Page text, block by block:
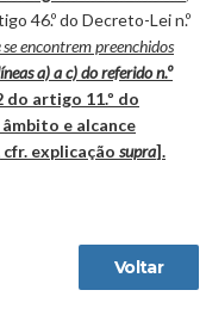
46.º do Decreto-Lei n.º
se encontrem preenchidos
a) a c) do referido n.º
do artigo 11.º do
e alcance
explicação supra].
Voltar